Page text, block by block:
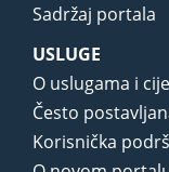
Sadržaj portala
USLUGE
O uslugama i
Često
Korisnička